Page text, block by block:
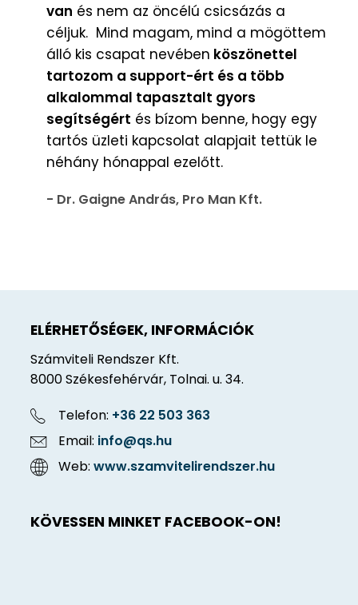
van és nem az öncélú csicsázás a
céljuk. Mind magam, mind a mögöttem
álló kis csapat nevében köszönettel
tartozom a support-ért és a több
alkalommal tapasztalt gyors
segítségért és bízom benne, hogy egy
tartós üzleti kapcsolat alapjait tettük le
néhány hónappal ezelőtt.
- Dr. Gaigne András, Pro Man Kft.
ELÉRHETŐSÉGEK, INFORMÁCIÓK
Számviteli Rendszer Kft.
8000 Székesfehérvár, Tolnai. u. 34.
Telefon: +36 22 503 363
Email: info@qs.hu
Web:www.szamvitelirendszer.hu
KÖVESSEN MINKET FACEBOOK-ON!